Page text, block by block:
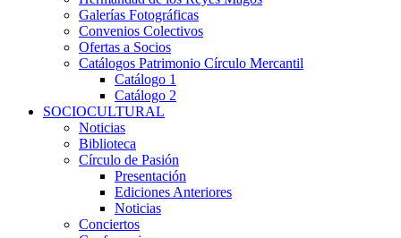
Galerías Fotográficas
Convenios Colectivos
Ofertas a Socios
Catálogos Patrimonio Círculo Mercantil
Catálogo 1
Catálogo 2
SOCIOCULTURAL
Noticias
Biblioteca
Círculo de Pasión
Presentación
Ediciones Anteriores
Noticias
Conciertos